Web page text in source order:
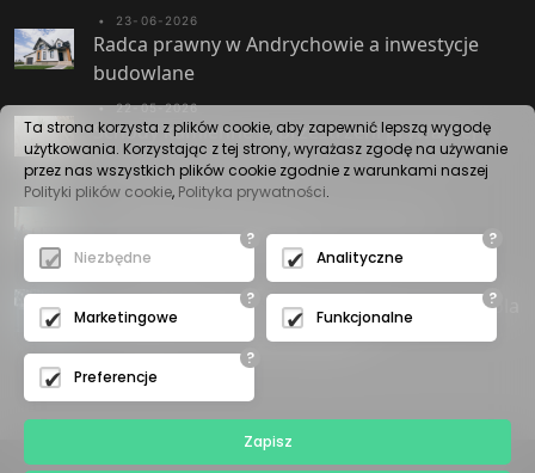
• 23-06-2026
Radca prawny w Andrychowie a inwestycje
budowlane
• 22-05-2026
Schody kamienne w przestrzeni prywatnej i
użyteczności publicznej
• 30-04-2026
konstrukcji żelbetowych
• 29-04-2026
Istota elektrolitycznego nakładania cynku i rola
zabezpieczeń antykorozyjnych
Ta strona korzysta z plików cookie, aby zapewnić lepszą wygodę
użytkowania. Korzystając z tej strony, wyrażasz zgodę na używanie
przez nas wszystkich plików cookie zgodnie z warunkami naszej
Polityki plików cookie, Polityka prywatności.
?
Niezbędne
?
Analityczne
?
Marketingowe
?
Funkcjonalne
?
Preferencje
Zapisz